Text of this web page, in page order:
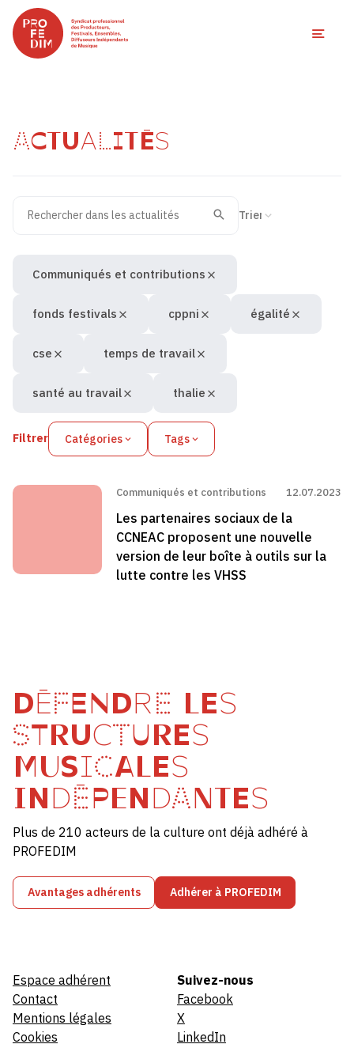
ACTUALITÉS
Recherche
Valider
Filtrer Catégories Tags
Communiqués et contributions
fonds festivals cppni égalité
cse temps de travail
santé au travail thalie
Communiqués et contributions 12.07.2023
Les partenaires sociaux de la
CCNEAC proposent une nouvelle
version de leur boîte à outils sur la
lutte contre les VHSS
DÉFENDRE LES
STRUCTURES
MUSICALES
INDÉPENDANTES
Plus de 210 acteurs de la culture ont déjà adhéré à
PROFEDIM
Avantages adhérents Adhérer à PROFEDIM
Espace adhérent
Contact
Mentions légales
Cookies
Suivez-nous
Facebook
X
LinkedIn